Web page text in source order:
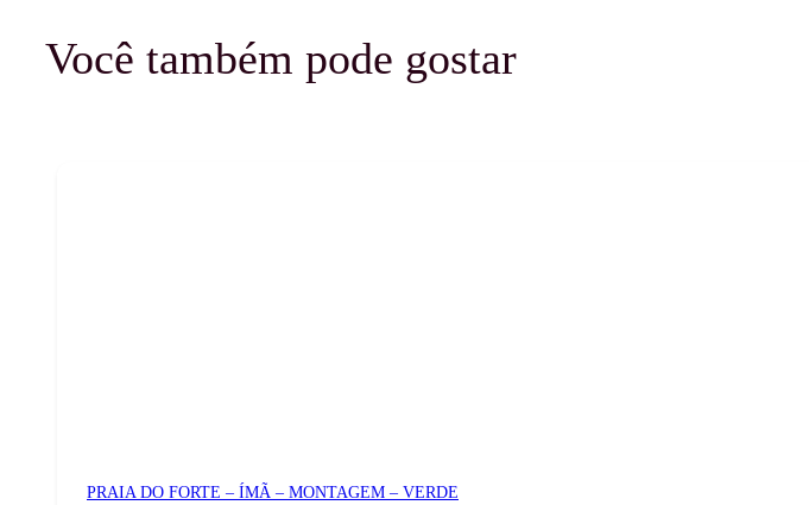
Você também pode gostar
PRAIA DO FORTE – ÍMÃ – MONTAGEM – VERDE